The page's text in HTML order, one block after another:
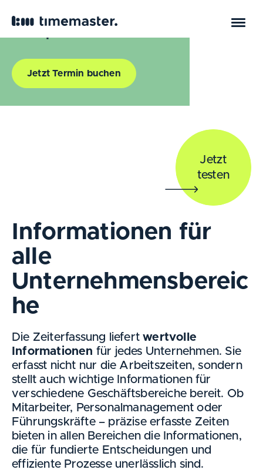
Information und
Jetzt Termin buchen
Informationen für
alle
Unternehmensbereic
he
Die Zeiterfassung liefertwertvolle
Informationen für jedes Unternehmen. Sie
erfasst nicht nur die Arbeitszeiten, sondern
stellt auch wichtige Informationen für
verschiedene Geschäftsbereiche bereit. Ob
Mitarbeiter, Personalmanagement oder
Führungskräfte – präzise erfasste Zeiten
bieten in allen Bereichen die Informationen,
die für fundierte Entscheidungen und
effiziente Prozesse unerlässlich sind.
Jetzt
testen